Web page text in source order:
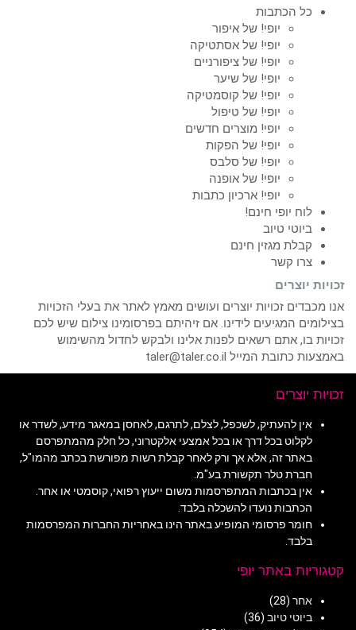
כל הכתבות
יופי! של איפור
יופי! של אסתטיקה
יופי! של ציפורניים
יופי! של שיער
יופי! של קוסמטיקה
יופי! של טיפול
יופי! מוצרים חדשים
יופי! של הפקות
יופי! של סלבס
יופי! של אופנה
יופי! ארכיון כתבות
לוח יופי חינם!
ביוטי טיוב
קבלת מגזין חינם
צרו קשר
זכויות יוצרים
אנו מכבדים זכויות יוצרים ועושים מאמץ לאתר את בעלי הזכויות
בצילומים המגיעים לידינו. אם זיהיתם בפרסומינו צילום שיש לכם
זכויות בו, אתם רשאים לפנות אלינו ולבקש לחדול מהשימוש
באמצעות כתובת המייל taler@taler.co.il
זכויות יוצרים
אין להעתיק, לשכפל, לצלם, לתרגם, לאחסן במאגר מידע, לשדר או
לקלוט בכל דרך או בכל אמצעי אלקטרוני, כל חלק מהמתפרסם
באתר זה, אלא אך ורק לאחר קבלת רשות מפורשת בכתב מהמו"ל,
חברת טלר תקשורת בע"מ.
אין בכתבות המתפרסמות משום ייעוץ רפואי, קוסמטי או אחר.
הכתבות נועדו להשכלה בלבד.
חומר פרסומי המופיע באתר הינו באחריות החברות המפרסמות
בלבד.
קטגוריות באתר יופי
אחר (28)
ביוטי טיוב (36)